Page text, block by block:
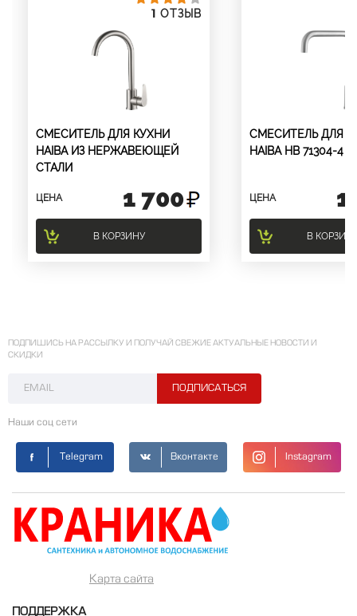
1 ОТЗЫВ
СМЕСИТЕЛЬ ДЛЯ КУХНИ
HAIBA ИЗ НЕРЖАВЕЮЩЕЙ
СТАЛИ
ЦЕНА 1 700
В КОРЗИНУ
СМЕСИТЕЛЬ ДЛЯ
HAIBA HB 71304-4
ЦЕНА 1
В
ПОДПИШИСЬ НА РАССЫЛКУ И ПОЛУЧАЙ СВЕЖИЕ АКТУАЛЬНЫЕ НОВОСТИ И
СКИДКИ
Наши соц сети
Telegram Вконтакте Instagram
Карта сайта
ПОДДЕРЖКА